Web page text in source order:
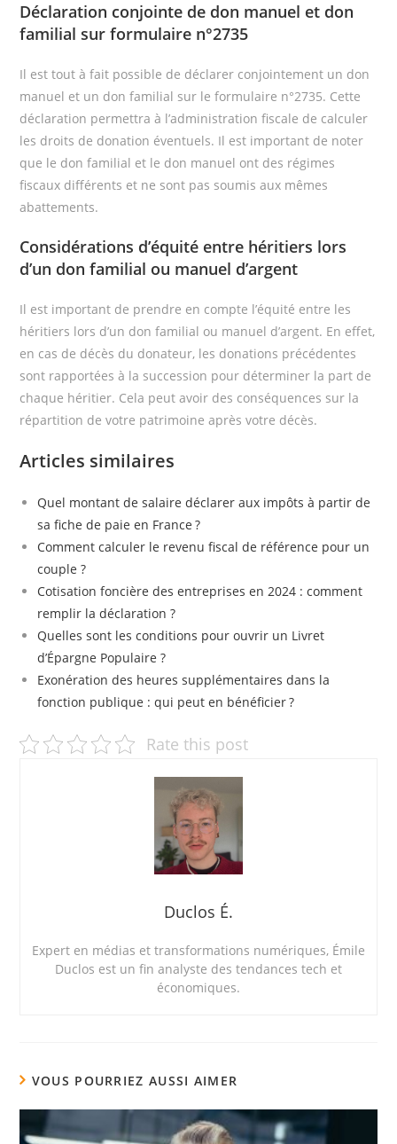
Déclaration conjointe de don manuel et don
familial sur formulaire n°2735
Il est tout à fait possible de déclarer conjointement un don
manuel et un don familial sur le formulaire n°2735. Cette
déclaration permettra à l’administration fiscale de calculer
les droits de donation éventuels. Il est important de noter
que le don familial et le don manuel ont des régimes
fiscaux différents et ne sont pas soumis aux mêmes
abattements.
Considérations d’équité entre héritiers lors
d’un don familial ou manuel d’argent
Il est important de prendre en compte l’équité entre les
héritiers lors d’un don familial ou manuel d’argent. En effet,
en cas de décès du donateur, les donations précédentes
sont rapportées à la succession pour déterminer la part de
chaque héritier. Cela peut avoir des conséquences sur la
répartition de votre patrimoine après votre décès.
Articles similaires
Quel montant de salaire déclarer aux impôts à partir de
sa fiche de paie en France ?
Comment calculer le revenu fiscal de référence pour un
couple ?
Cotisation foncière des entreprises en 2024 : comment
remplir la déclaration ?
Quelles sont les conditions pour ouvrir un Livret
d’Épargne Populaire ?
Exonération des heures supplémentaires dans la
fonction publique : qui peut en bénéficier ?
Rate this post
Duclos É.
Expert en médias et transformations numériques, Émile
Duclos est un fin analyste des tendances tech et
économiques.
VOUS POURRIEZ AUSSI AIMER